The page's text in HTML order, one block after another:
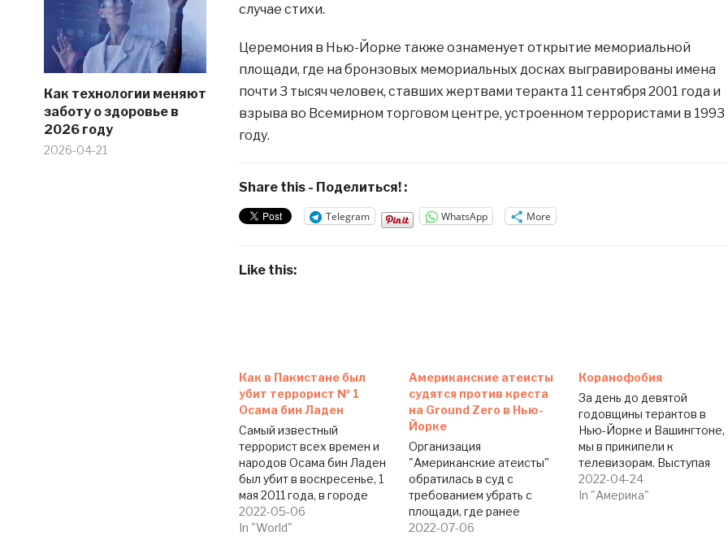
Как технологии меняют
заботу о здоровье в
2026 году
2026-04-21
случае стихи.
Церемония в Нью-Йорке также ознаменует открытие мемориальной
площади, где на бронзовых мемориальных досках выгравированы имена
почти 3 тысяч человек, ставших жертвами теракта 11 сентября 2001 года и
взрыва во Всемирном торговом центре, устроенном террористами в 1993
году.
Share this - Поделиться! :
Telegram WhatsApp More
Like this:
Как в Пакистане был
убит террорист № 1
Осама бин Ладен
Самый известный
террорист всех времен и
народов Осама бин Ладен
был убит в воскресенье, 1
мая 2011 года, в городе
Аботобад (Abbottabad) -
неподалеку от столицы
2022-05-06
In "World"
Американские атеисты
судятся против креста
на Ground Zero в Нью-
Йорке
Организация
"Американские атеисты"
обратилась в суд с
требованием убрать с
площади, где ранее
располагались башни
2022-07-06
Коранофобия
За день до девятой
годовщины терактов в
Нью-Йорке и Вашингтоне,
мы в прикипели к
телевизорам. Выступая
перед прессой,
американский президент
2022-04-24
In "Америка"